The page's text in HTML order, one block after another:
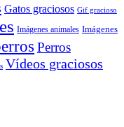
Gatos graciosos Gif gracioso
Imágenes animales Imágenes
Perros
Vídeos graciosos